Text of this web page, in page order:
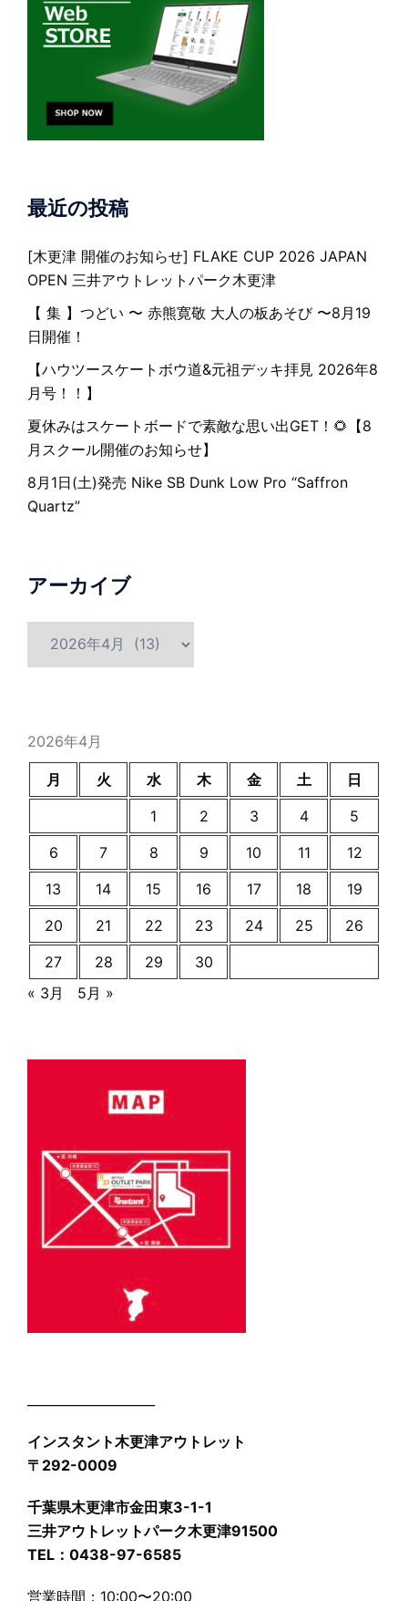
最近の投稿
[木更津 開催のお知らせ] FLAKE CUP 2026 JAPAN
OPEN 三井アウトレットパーク木更津
【 集 】つどい 〜 赤熊寛敬 大人の板あそび 〜8月19
日開催！
【ハウツースケートボウ道&元祖デッキ拝見 2026年8
月号！！】
夏休みはスケートボードで素敵な思い出GET！🌻【8
月スクール開催のお知らせ】
8月1日(土)発売 Nike SB Dunk Low Pro “Saffron
Quartz”
アーカイブ
2026年4月
月 火 水 木 金 土
日
1
2 3 4
5
6
7 8 9 10 11
12
13
14 15 16 17 18
19
20
21 22 23 24 25
26
27
28 29
30
« 3月
5月 »
インスタント木更津アウトレット
〒292-0009
千葉県木更津市金田東3-1-1
三井アウトレットパーク木更津91500
TEL：0438-97-6585
営業時間：10:00〜20:00